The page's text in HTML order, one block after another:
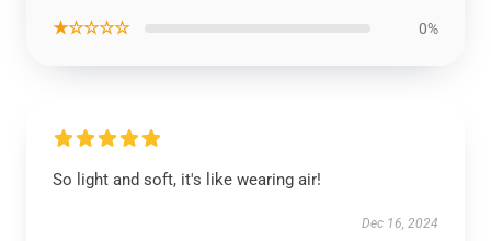
★☆☆☆☆ 0%
So light and soft, it's like wearing air!
Dec 16, 2024